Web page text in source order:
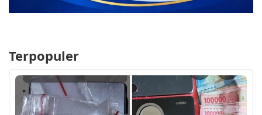
Terpopuler